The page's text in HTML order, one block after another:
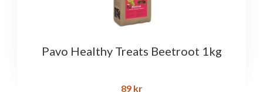
Pavo Healthy Treats Beetroot 1kg
89 kr